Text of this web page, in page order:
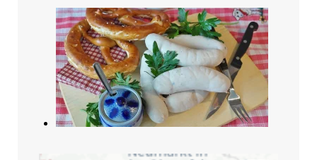
Search
for:
SEARCH